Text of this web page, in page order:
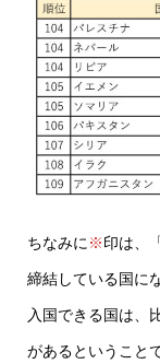
ちなみに ※印は、
締結している国に
入国できる国は、
があるということ